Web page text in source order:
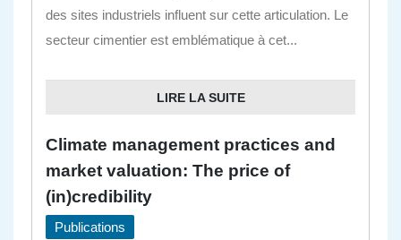
des sites industriels influent sur cette articulation. Le
secteur cimentier est emblématique à cet...
LIRE LA SUITE
Climate management practices and
market valuation: The price of
(in)credibility
Publications